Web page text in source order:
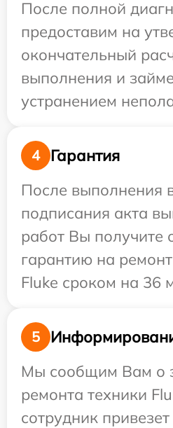
После полной
предоставим на
окончательный
выполнения и
устранением
4
Гарантия
После выполнения
подписания акта
работ Вы
гарантию на
Fluke сроком на 36
5
Мы сообщим Вам о
ремонта техники
сотрудник